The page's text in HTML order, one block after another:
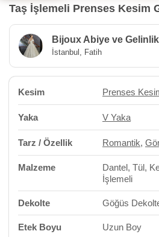
Taş İşlemeli Prenses Kesim
Bijoux Abiye ve Gelinlik
İstanbul, Fatih
Kesim Prenses
Yaka V Yaka
Tarz / Özellik Romantik,
Malzeme
Dantel, Tül,
İşlemeli
Dekolte Göğüs
Etek Boyu Uzun Boy